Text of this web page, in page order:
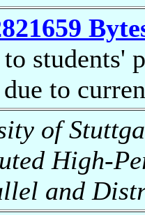
to students'
to
of
High-
and